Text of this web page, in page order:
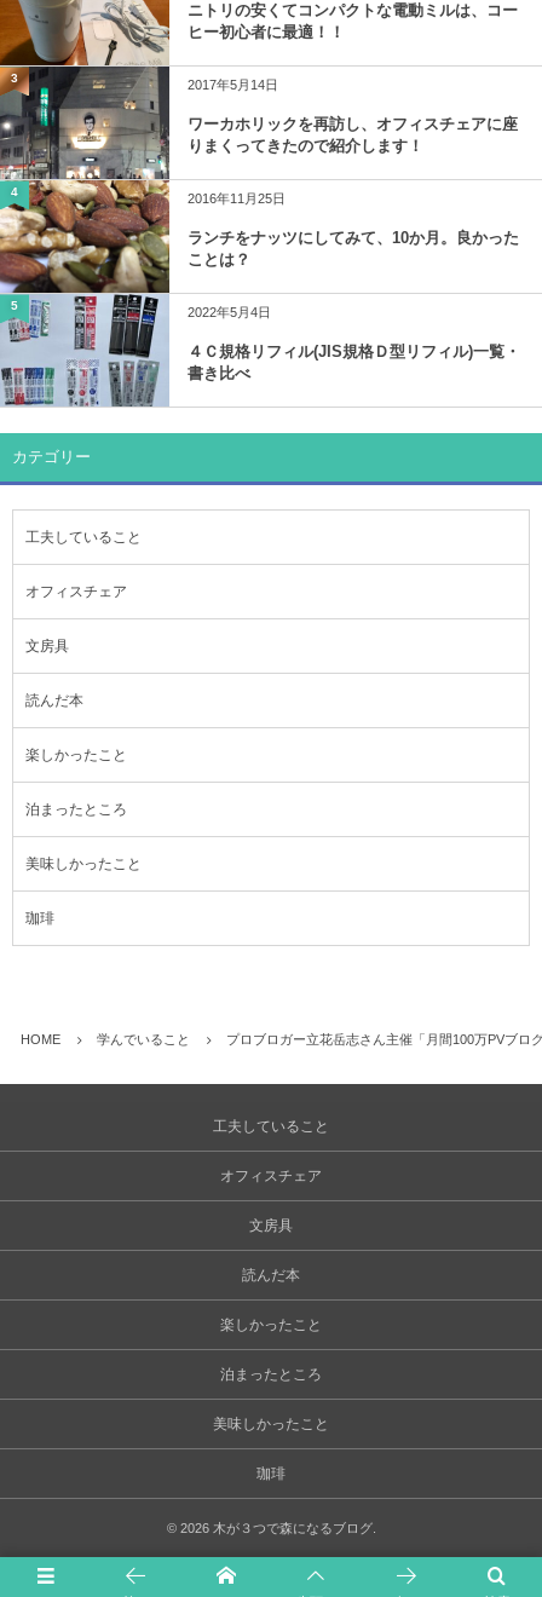
ニトリの安くてコンパクトな電動ミルは、コー
ヒー初心者に最適！！
3 2017年5月14日
ワーカホリックを再訪し、オフィスチェアに座
りまくってきたので紹介します！
4 2016年11月25日
ランチをナッツにしてみて、10か月。良かった
ことは？
5 2022年5月4日
４Ｃ規格リフィル(JIS規格Ｄ型リフィル)一覧・
書き比べ
カテゴリー
工夫していること
オフィスチェア
文房具
読んだ本
楽しかったこと
泊まったところ
美味しかったこと
珈琲
HOME 学んでいること プロブロガー立花岳志さん主催「月間100万PVブロ
工夫していること
オフィスチェア
文房具
読んだ本
楽しかったこと
泊まったところ
美味しかったこと
珈琲
© 2026 木が３つで森になるブログ.